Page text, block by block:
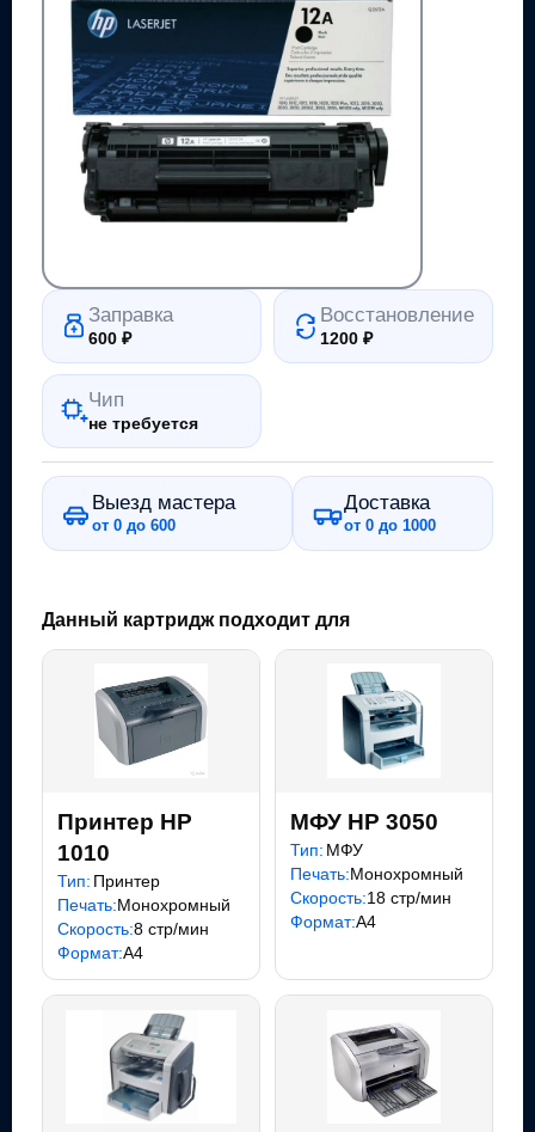
Заправка
600₽
Восстановление
1200₽
Чип
не требуется
Выезд мастера
от 0 до 600
Доставка
от 0 до 1000
Данный картридж подходит для
Принтер HP
1010
Тип: Принтер
Печать:Монохромный
Скорость:8 стр/мин
Формат:A4
МФУ HP 3050
Тип: МФУ
Печать:Монохромный
Скорость:18 стр/мин
Формат:A4